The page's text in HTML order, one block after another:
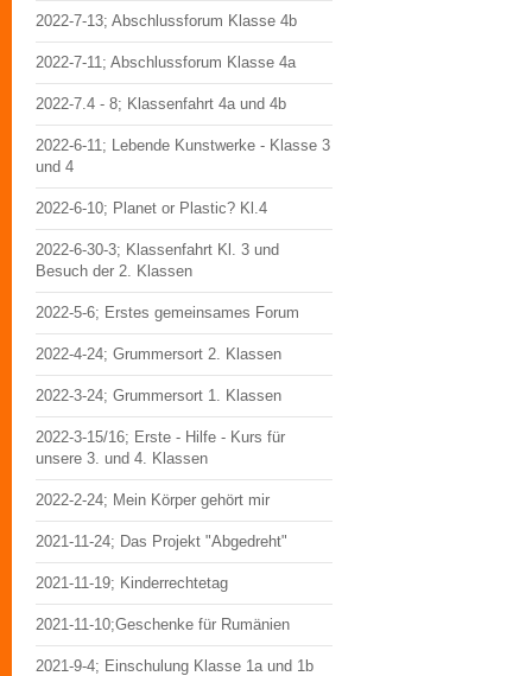
2022-7-13; Abschlussforum Klasse 4b
2022-7-11; Abschlussforum Klasse 4a
2022-7.4 - 8; Klassenfahrt 4a und 4b
2022-6-11; Lebende Kunstwerke - Klasse 3
und 4
2022-6-10; Planet or Plastic? Kl.4
2022-6-30-3; Klassenfahrt Kl. 3 und
Besuch der 2. Klassen
2022-5-6; Erstes gemeinsames Forum
2022-4-24; Grummersort 2. Klassen
2022-3-24; Grummersort 1. Klassen
2022-3-15/16; Erste - Hilfe - Kurs für
unsere 3. und 4. Klassen
2022-2-24; Mein Körper gehört mir
2021-11-24; Das Projekt "Abgedreht"
2021-11-19; Kinderrechtetag
2021-11-10;Geschenke für Rumänien
2021-9-4; Einschulung Klasse 1a und 1b